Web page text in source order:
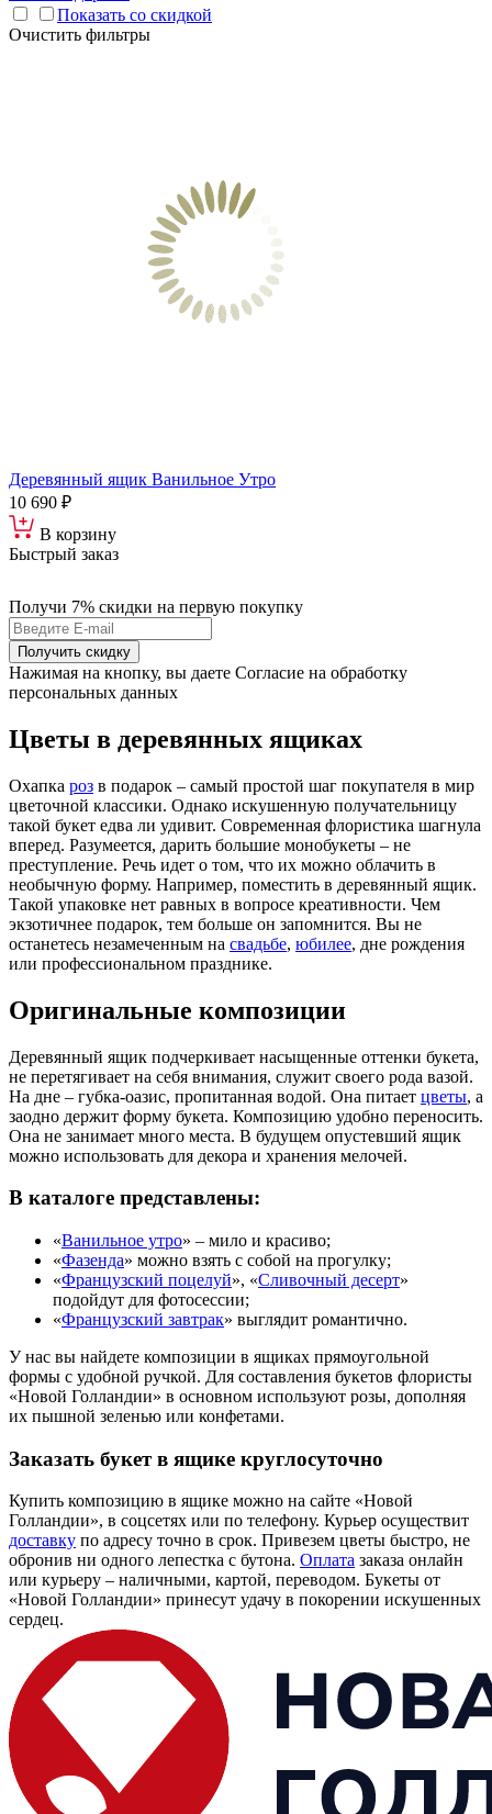
Показать со скидкой
Очистить фильтры
Деревянный ящик Ванильное Утро
10 690 ₽
В корзину
Быстрый заказ
Получи 7% скидки на первую покупку
Получить скидку
Нажимая на кнопку, вы даете Согласие на обработку
персональных данных
Цветы в деревянных ящиках
Охапка роз в подарок – самый простой шаг покупателя в мир
цветочной классики. Однако искушенную получательницу
такой букет едва ли удивит. Современная флористика шагнула
вперед. Разумеется, дарить большие монобукеты – не
преступление. Речь идет о том, что их можно облачить в
необычную форму. Например, поместить в деревянный ящик.
Такой упаковке нет равных в вопросе креативности. Чем
экзотичнее подарок, тем больше он запомнится. Вы не
останетесь незамеченным на свадьбе, юбилее, дне рождения
или профессиональном празднике.
Оригинальные композиции
Деревянный ящик подчеркивает насыщенные оттенки букета,
не перетягивает на себя внимания, служит своего рода вазой.
На дне – губка-оазис, пропитанная водой. Она питает цветы, а
заодно держит форму букета. Композицию удобно переносить.
Она не занимает много места. В будущем опустевший ящик
можно использовать для декора и хранения мелочей.
В каталоге представлены:
«Ванильное утро» – мило и красиво;
«Фазенда» можно взять с собой на прогулку;
«Французский поцелуй», «Сливочный десерт»
подойдут для фотосессии;
«Французский завтрак» выглядит романтично.
У нас вы найдете композиции в ящиках прямоугольной
формы с удобной ручкой. Для составления букетов флористы
«Новой Голландии» в основном используют розы, дополняя
их пышной зеленью или конфетами.
Заказать букет в ящике круглосуточно
Купить композицию в ящике можно на сайте «Новой
Голландии», в соцсетях или по телефону. Курьер осуществит
доставку по адресу точно в срок. Привезем цветы быстро, не
обронив ни одного лепестка с бутона. Оплата заказа онлайн
или курьеру – наличными, картой, переводом. Букеты от
«Новой Голландии» принесут удачу в покорении искушенных
сердец.